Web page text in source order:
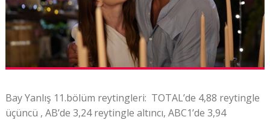
Bay Yanlış 11.bölüm reytingleri: TOTAL’de 4,88 reytingle
üçüncü , AB’de 3,24 reytingle altıncı, ABC1’de 3,94